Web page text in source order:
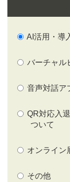
AI活用・導
バーチャル
音声対話ア
QR対応入
ついて
オンライン
その他